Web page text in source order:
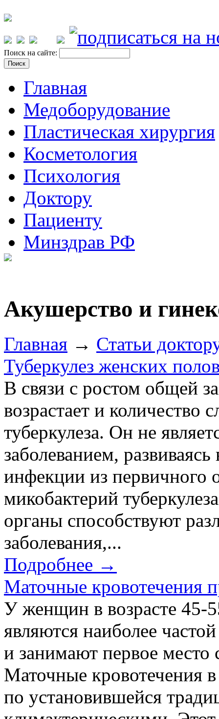
Поиск на сайте:
Главная
Медоборудование
Пластическая хирургия
Косметология
Психология
Доктору
Пациенту
Минздрав РФ
Акушерство и
Главная → Статьи
Туберкулез женских
В связи с ростом общей
возрастает и количество
туберкулеза. Он не
заболеванием,
инфекции из первичного
микобактерий
органы способствуют
заболевания,...
Подробнее →
Маточные кровотечения
У женщин в возрасте 45-
являются наиболее
и занимают первое место
Маточные кровотечения
по установившейся